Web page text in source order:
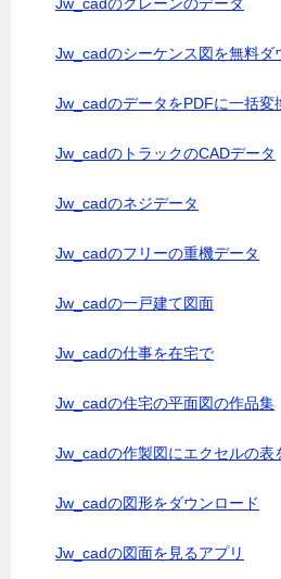
Jw_cadのシーケンス図を無料ダ
Jw_cadのデータをPDFに一括変
Jw_cadのトラックのCADデータ
Jw_cadのネジデータ
Jw_cadのフリーの重機データ
Jw_cadの一戸建て図面
Jw_cadの仕事を在宅で
Jw_cadの住宅の平面図の作品集
Jw_cadの作製図にエクセルの表
Jw_cadの図形をダウンロード
Jw_cadの図面を見るアプリ